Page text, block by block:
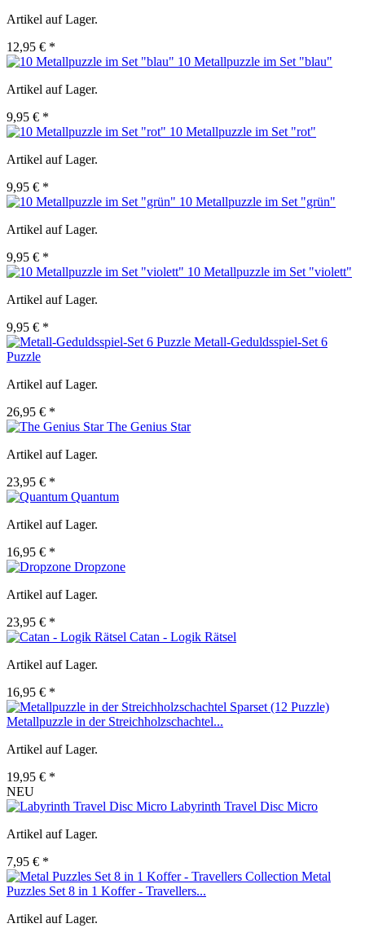
Artikel auf Lager.
12,95 € *
10 Metallpuzzle im Set "blau"
Artikel auf Lager.
9,95 € *
10 Metallpuzzle im Set "rot"
Artikel auf Lager.
9,95 € *
10 Metallpuzzle im Set "grün"
Artikel auf Lager.
9,95 € *
10 Metallpuzzle im Set "violett"
Artikel auf Lager.
9,95 € *
Metall-Geduldsspiel-Set 6
Puzzle
Artikel auf Lager.
26,95 € *
The Genius Star
Artikel auf Lager.
23,95 € *
Quantum
Artikel auf Lager.
16,95 € *
Dropzone
Artikel auf Lager.
23,95 € *
Catan - Logik Rätsel
Artikel auf Lager.
16,95 € *
Metallpuzzle in der Streichholzschachtel...
Artikel auf Lager.
19,95 € *
NEU
Labyrinth Travel Disc Micro
Artikel auf Lager.
7,95 € *
Metal
Puzzles Set 8 in 1 Koffer - Travellers...
Artikel auf Lager.